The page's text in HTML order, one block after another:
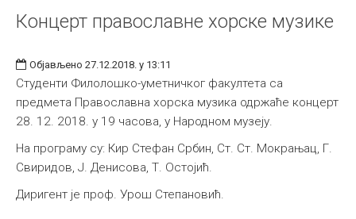
Музичка уметност
Галерија
Издаваштво
Међународна
Концерт православне хорске музике
Објављено 27.12.2018. у 13:11
Студенти Филолошко-уметничког факултета са
предмета Православна хорска музика одржаће концерт
28. 12. 2018. у 19 часова, у Народном музеју.
На програму су: Кир Стефан Србин, Ст. Ст. Мокрањац, Г.
Свиридов, Ј. Денисова, Т. Остојић.
Диригент је проф. Урош Степановић.